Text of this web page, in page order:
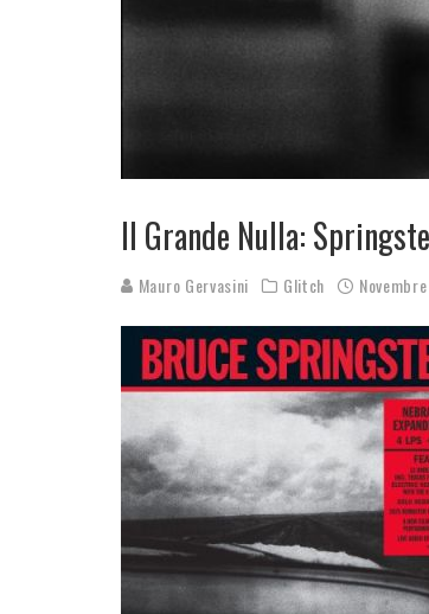
Il Grande Nulla:
Mauro Gervasini Glitch